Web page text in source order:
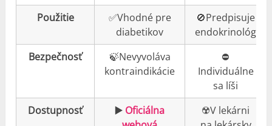
Použitie
✅Vhodné pre
diabetikov
🚫Predpisuje
endokrinológ
Bezpečnosť
🍃Nevyvoláva
kontraindikácie
⛔️
Individuálne
sa líši
Dostupnosť
▶️ Oficiálna
☢️V lekárni